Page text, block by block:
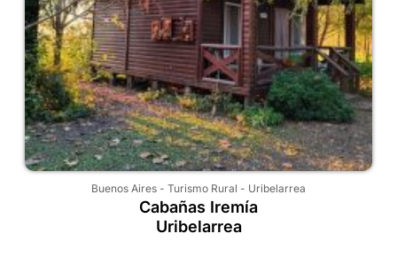
Buenos Aires - Turismo Rural - Uribelarrea
Cabañas Iremía
Uribelarrea